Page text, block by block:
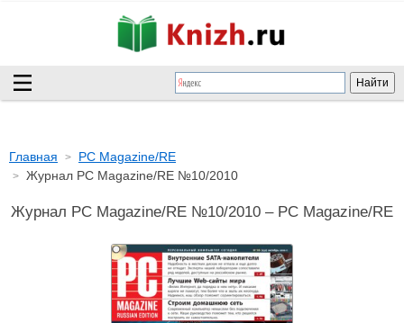
Главная
PC Magazine/RE
Журнал PC Magazine/RE №10/2010
Журнал PC Magazine/RE №10/2010 – PC Magazine/RE